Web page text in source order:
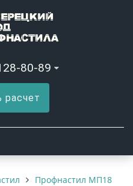
80-89
расчет
Профнастил МП18